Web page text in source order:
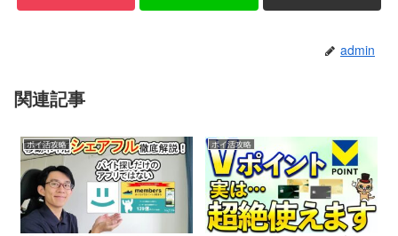
admin
関連記事
ポイ活攻略 ポイ活攻略